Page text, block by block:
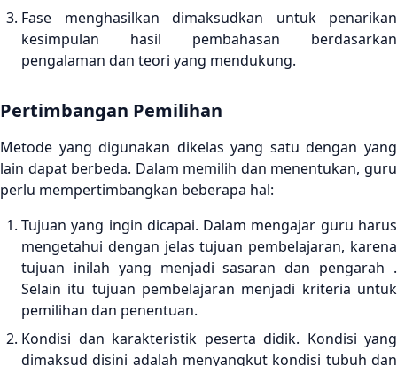
Fase menghasilkan dimaksudkan untuk penarikan
kesimpulan hasil pembahasan berdasarkan
pengalaman dan teori yang mendukung.
Pertimbangan Pemilihan
Metode yang digunakan dikelas yang satu dengan yang
lain dapat berbeda. Dalam memilih dan menentukan, guru
perlu mempertimbangkan beberapa hal:
Tujuan yang ingin dicapai. Dalam mengajar guru harus
mengetahui dengan jelas tujuan pembelajaran, karena
tujuan inilah yang menjadi sasaran dan pengarah .
Selain itu tujuan pembelajaran menjadi kriteria untuk
pemilihan dan penentuan.
Kondisi dan karakteristik peserta didik. Kondisi yang
dimaksud disini adalah menyangkut kondisi tubuh dan